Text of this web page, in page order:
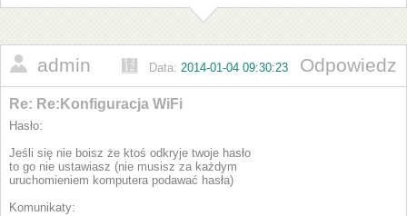
admin Data: 2014-01-04 09:30:23 Odpowiedz
Re: Re:Konfiguracja WiFi
Hasło:
Jeśli się nie boisz że ktoś odkryje twoje hasło
to go nie ustawiasz (nie musisz za każdym
uruchomieniem komputera podawać hasła)
Komunikaty: